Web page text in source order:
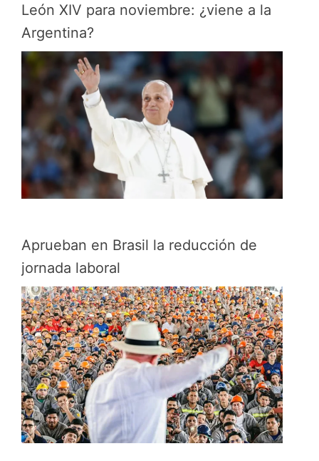
León XIV para noviembre: ¿viene a la
Argentina?
Aprueban en Brasil la reducción de
jornada laboral